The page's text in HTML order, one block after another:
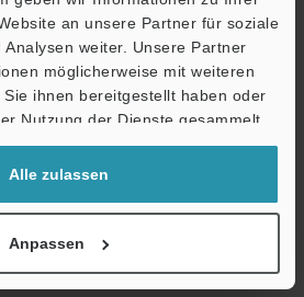
an unsere Partner für soziale
weiter. Unsere Partner
möglicherweise mit weiteren
ihnen bereitgestellt haben oder
Nutzung der Dienste gesammelt
Alle zulassen
Anpassen
Support